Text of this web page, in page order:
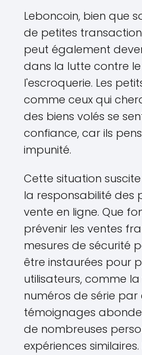
Leboncoin, bien que
de petites
peut également
dans la lutte contre
l'escroquerie. Les
comme ceux qui
des biens volés se
confiance, car ils
impunité.
Cette situation
la responsabilité des
vente en ligne. Que
prévenir les ventes
mesures de sécurité
être instaurées pour
utilisateurs, comme
numéros de série par
témoignages
de nombreuses
expériences